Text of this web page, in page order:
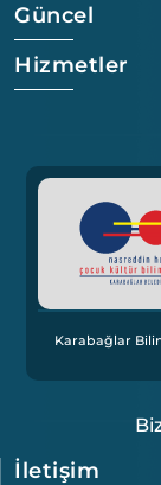
Güncel
Hizmetler
Karabağlar
İletişim